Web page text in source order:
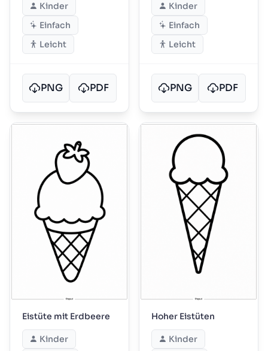
Kinder
Einfach
Leicht
PNG PDF
Kinder
Einfach
Leicht
PNG PDF
Eistüte mit Erdbeere
Kinder
Hoher Eistüten
Kinder